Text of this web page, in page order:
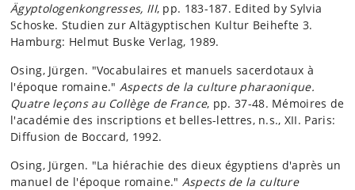
Ägyptologenkongresses, III, pp. 183-187. Edited by Sylvia
Schoske. Studien zur Altägyptischen Kultur Beihefte 3.
Hamburg: Helmut Buske Verlag, 1989.
Osing, Jürgen. "Vocabulaires et manuels sacerdotaux à
l'époque romaine." Aspects de la culture pharaonique.
Quatre leçons au Collège de France, pp. 37-48. Mémoires de
l'académie des inscriptions et belles-lettres, n.s., XII. Paris:
Diffusion de Boccard, 1992.
Osing, Jürgen. "La hiérachie des dieux égyptiens d'après un
manuel de l'époque romaine." Aspects de la culture